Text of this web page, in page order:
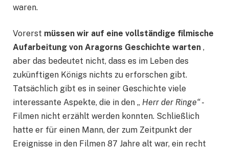
waren.
Vorerst müssen wir auf eine vollständige filmische
Aufarbeitung von Aragorns Geschichte warten ,
aber das bedeutet nicht, dass es im Leben des
zukünftigen Königs nichts zu erforschen gibt.
Tatsächlich gibt es in seiner Geschichte viele
interessante Aspekte, die in den „ Herr der Ringe“-
Filmen nicht erzählt werden konnten. Schließlich
hatte er für einen Mann, der zum Zeitpunkt der
Ereignisse in den Filmen 87 Jahre alt war, ein recht